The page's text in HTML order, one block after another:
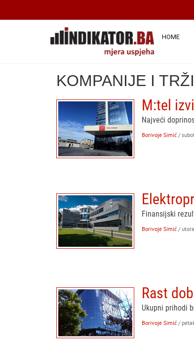
HOME
KOMPANIJE I
M:tel
Najveći
Borivoje Simić /
Finansijski
Borivoje Simić /
Rast
Ukupni prihodi
Borivoje Simić /